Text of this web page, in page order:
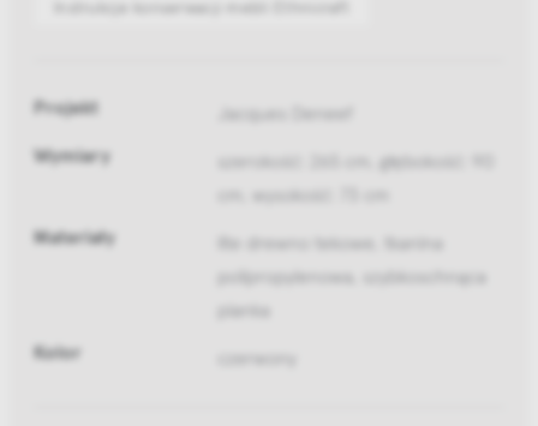
Instrukcje konserwacji mebli Ethnicraft
Projekt Jacques Deneef
Wymiary
szerokość: 265 cm, głębokość: 90
cm, wysokość: 73 cm
Materiały
lite drewno tekowe, tkanina
polipropylenowa, szybkoschnąca
pianka
Kolor czerwony